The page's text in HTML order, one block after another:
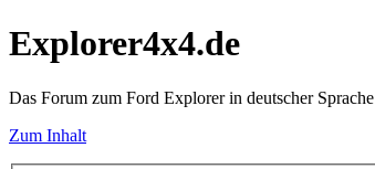
Explorer4x4.de
Das Forum zum Ford Explorer in deutscher Sprache
Zum Inhalt